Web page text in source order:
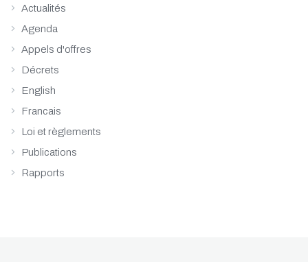
Actualités
Agenda
Appels d'offres
Décrets
English
Francais
Loi et règlements
Publications
Rapports